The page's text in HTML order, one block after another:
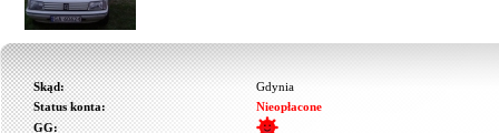
Skąd:
Gdynia
Status konta:
Nieopłacone
GG: